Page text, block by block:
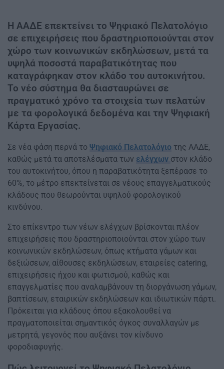
Η ΑΑΔΕ επεκτείνει το Ψηφιακό Πελατολόγιο
σε επιχειρήσεις που δραστηριοποιούνται στον
χώρο των κοινωνικών εκδηλώσεων, μετά τα
υψηλά ποσοστά παραβατικότητας που
καταγράφηκαν στον κλάδο του αυτοκινήτου.
Το νέο σύστημα θα διασταυρώνει σε
πραγματικό χρόνο τα στοιχεία των πελατών
με τα φορολογικά δεδομένα και την Ψηφιακή
Κάρτα Εργασίας.
Σε νέα φάση περνά το Ψηφιακό Πελατολόγιο της ΑΑΔΕ,
καθώς μετά τα αποτελέσματα των ελέγχων στον κλάδο
του αυτοκινήτου, όπου η παραβατικότητα ξεπέρασε το
60%, το μέτρο επεκτείνεται σε νέους επαγγελματικούς
κλάδους που θεωρούνται υψηλού φορολογικού
κινδύνου.
Στο επίκεντρο των νέων ελέγχων βρίσκονται πλέον
επιχειρήσεις που δραστηριοποιούνται στον χώρο των
κοινωνικών εκδηλώσεων, όπως κτήματα γάμων και
δεξιώσεων, αίθουσες εκδηλώσεων, εταιρείες catering,
επιχειρήσεις ήχου και φωτισμού, καθώς και
επαγγελματίες που αναλαμβάνουν τη διοργάνωση γάμων,
βαπτίσεων, εταιρικών εκδηλώσεων και ιδιωτικών πάρτι.
Πρόκειται για κλάδους όπου εξακολουθεί να
πραγματοποιείται σημαντικός όγκος συναλλαγών με
μετρητά, γεγονός που αυξάνει τον κίνδυνο
φοροδιαφυγής.